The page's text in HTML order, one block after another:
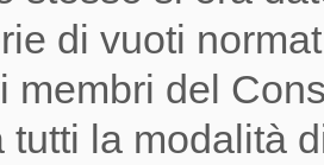
di vuoti
membri del
tutti la modalità